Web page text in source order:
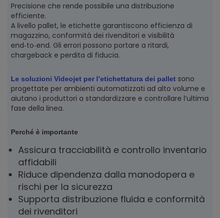
Precisione che rende possibile una distribuzione
efficiente.
A livello pallet, le etichette garantiscono efficienza di
magazzino, conformità dei rivenditori e visibilità
end‑to‑end. Gli errori possono portare a ritardi,
chargeback e perdita di fiducia.
Le soluzioni Videojet per l’etichettatura dei pallet sono
progettate per ambienti automatizzati ad alto volume e
aiutano i produttori a standardizzare e controllare l’ultima
fase della linea.
Perché è importante
Assicura tracciabilità e controllo inventario
affidabili
Riduce dipendenza dalla manodopera e
rischi per la sicurezza
Supporta distribuzione fluida e conformità
dei rivenditori